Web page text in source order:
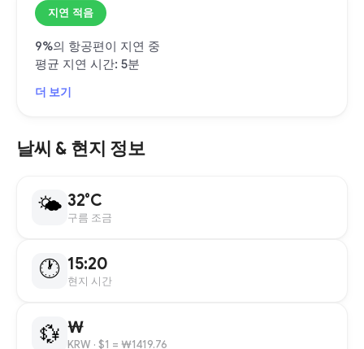
지연 적음
9%의 항공편이 지연 중
평균 지연 시간: 5분
더 보기
날씨 & 현지 정보
🌤 32°C
구름 조금
🕐 15:20
현지 시간
💱 ₩
KRW · $1 = ₩1419.76